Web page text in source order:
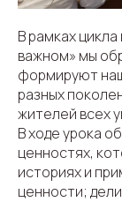
В рамках
важном» мы
формируют
разных
жителей всех
В ходе урока
ценностях,
историях и
ценности;